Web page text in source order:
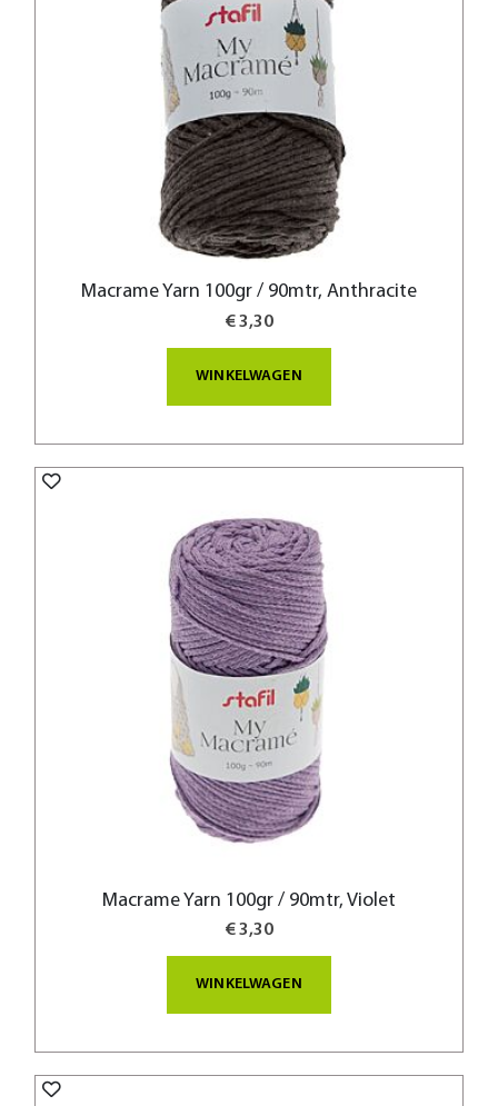
Macrame Yarn 100gr / 90mtr, Anthracite
€ 3,30
WINKELWAGEN
Macrame Yarn 100gr / 90mtr, Violet
€ 3,30
WINKELWAGEN